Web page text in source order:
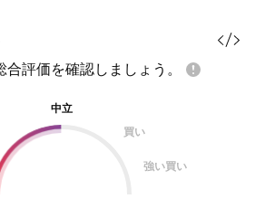
評価を確認しましょう。
中立
買い
強い買い